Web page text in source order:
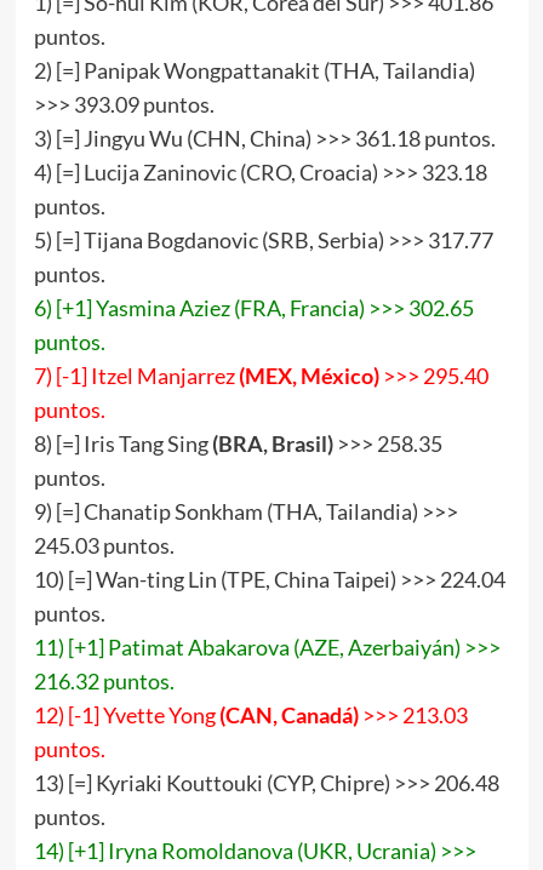
puntos.
2) [=] Panipak Wongpattanakit (THA, Tailandia)
>>> 393.09 puntos.
3) [=] Jingyu Wu (CHN, China) >>> 361.18 puntos.
4) [=] Lucija Zaninovic (CRO, Croacia) >>> 323.18
puntos.
5) [=] Tijana Bogdanovic (SRB, Serbia) >>> 317.77
puntos.
6) [+1] Yasmina Aziez (FRA, Francia) >>> 302.65
puntos.
7) [-1] Itzel Manjarrez(MEX, México)>>> 295.40
puntos.
8) [=] Iris Tang Sing(BRA, Brasil)>>> 258.35
puntos.
9) [=] Chanatip Sonkham (THA, Tailandia) >>>
245.03 puntos.
10) [=] Wan-ting Lin (TPE, China Taipei) >>> 224.04
puntos.
11) [+1] Patimat Abakarova (AZE, Azerbaiyán) >>>
216.32 puntos.
12) [-1] Yvette Yong(CAN, Canadá)>>> 213.03
puntos.
13) [=] Kyriaki Kouttouki (CYP, Chipre) >>> 206.48
puntos.
14) [+1] Iryna Romoldanova (UKR, Ucrania) >>>